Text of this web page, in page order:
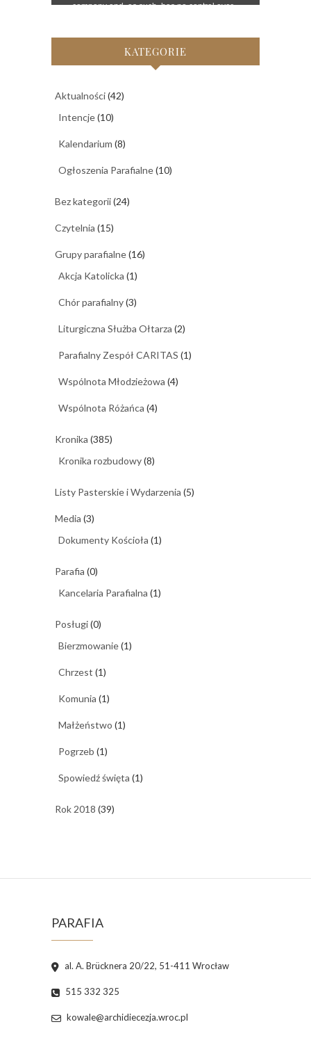
KATEGORIE
Aktualności(42)
Intencje(10)
Kalendarium (8)
Ogłoszenia Parafialne(10)
Bez kategorii(24)
Czytelnia (15)
Grupy parafialne(16)
Akcja Katolicka (1)
Chór parafialny(3)
Liturgiczna Służba Ołtarza (2)
Parafialny Zespół CARITAS (1)
Wspólnota Młodzieżowa (4)
Wspólnota Różańca (4)
Kronika (385)
Kronika rozbudowy(8)
Listy Pasterskie i Wydarzenia (5)
Media (3)
Dokumenty Kościoła (1)
Parafia (0)
Kancelaria Parafialna (1)
Posługi(0)
Bierzmowanie(1)
Chrzest (1)
Komunia (1)
Małżeństwo (1)
Pogrzeb (1)
Spowiedź święta (1)
Rok 2018 (39)
PARAFIA
al. A. Brücknera 20/22, 51-411 Wrocław
515 332 325
kowale@archidiecezja.wroc.pl